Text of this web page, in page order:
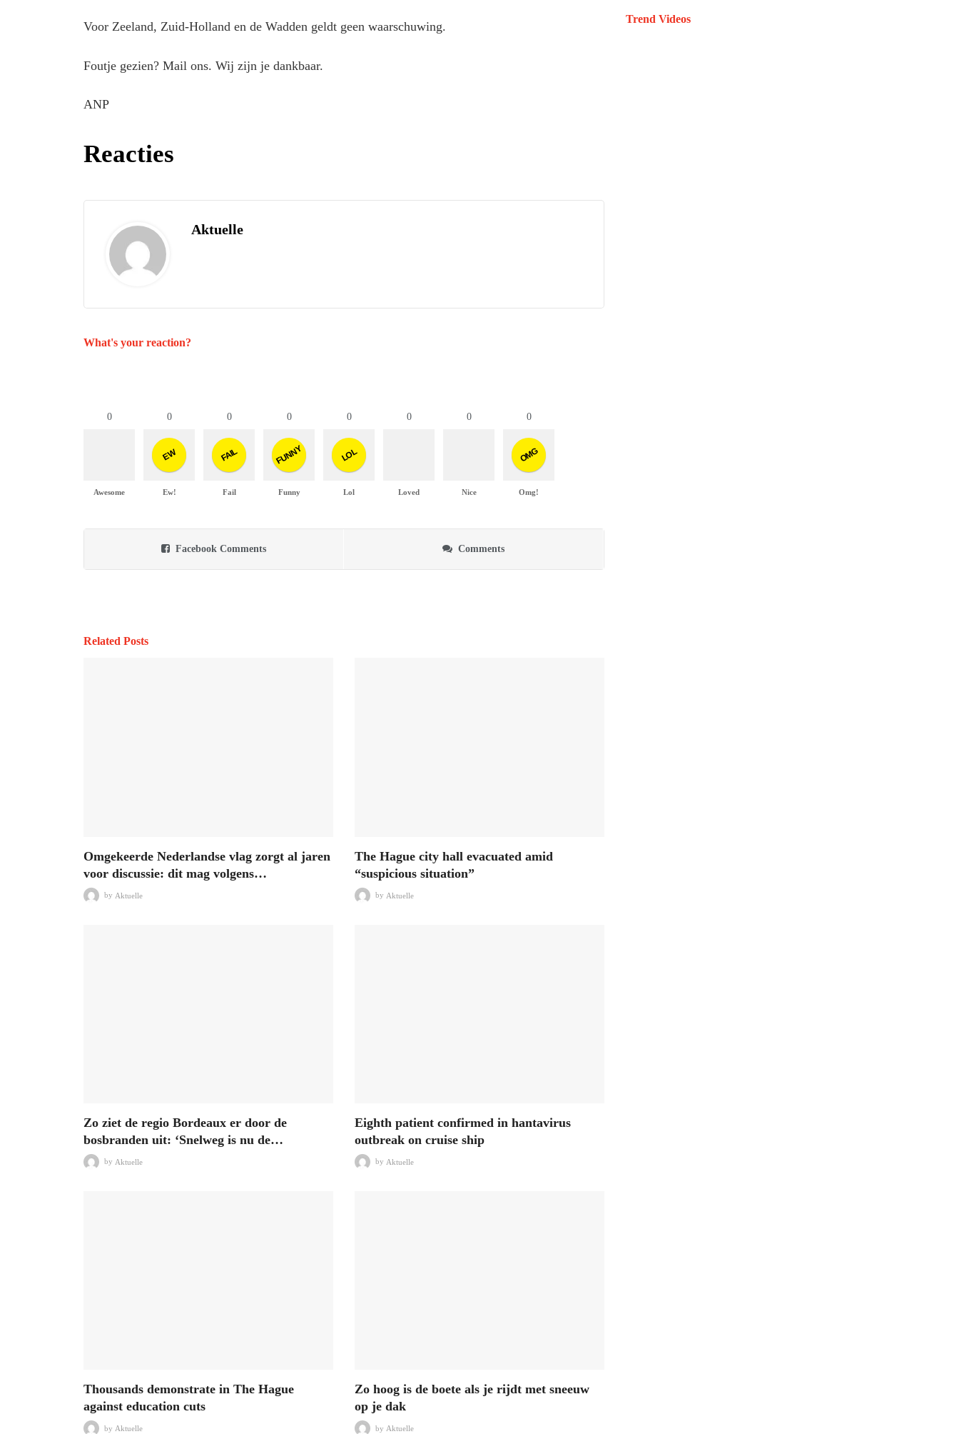
Voor Zeeland, Zuid-Holland en de Wadden geldt geen waarschuwing.
Foutje gezien? Mail ons. Wij zijn je dankbaar.
ANP
Reacties
Aktuelle
What's your reaction?
0
Awesome
0
EW
Ew!
0
FAIL
Fail
0
FUNNY
Funny
0
LOL
Lol
0
Loved
0
Nice
0
OMG
Omg!
Facebook Comments Comments
Related Posts
Omgekeerde Nederlandse vlag zorgt al jaren
voor discussie: dit mag volgens…
by Aktuelle
The Hague city hall evacuated amid
“suspicious situation”
by Aktuelle
Zo ziet de regio Bordeaux er door de
bosbranden uit: ‘Snelweg is nu de…
by Aktuelle
Eighth patient confirmed in hantavirus
outbreak on cruise ship
by Aktuelle
Thousands demonstrate in The Hague
against education cuts
by Aktuelle
Zo hoog is de boete als je rijdt met sneeuw
op je dak
by Aktuelle
Trend Videos